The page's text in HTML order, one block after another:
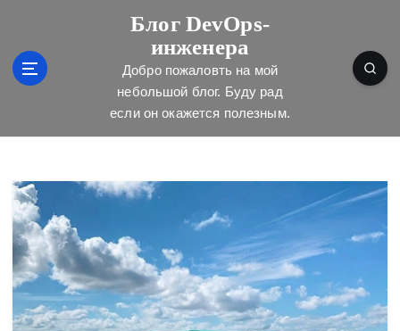
Блог DevOps-
инженера
Добро пожаловть на мой
небольшой блог. Буду рад
если он окажется полезным.